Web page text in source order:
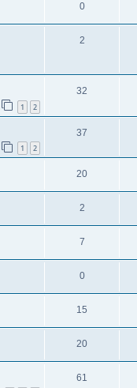
0
2
1 2
32
1 2
37
20
2
7
0
15
20
61